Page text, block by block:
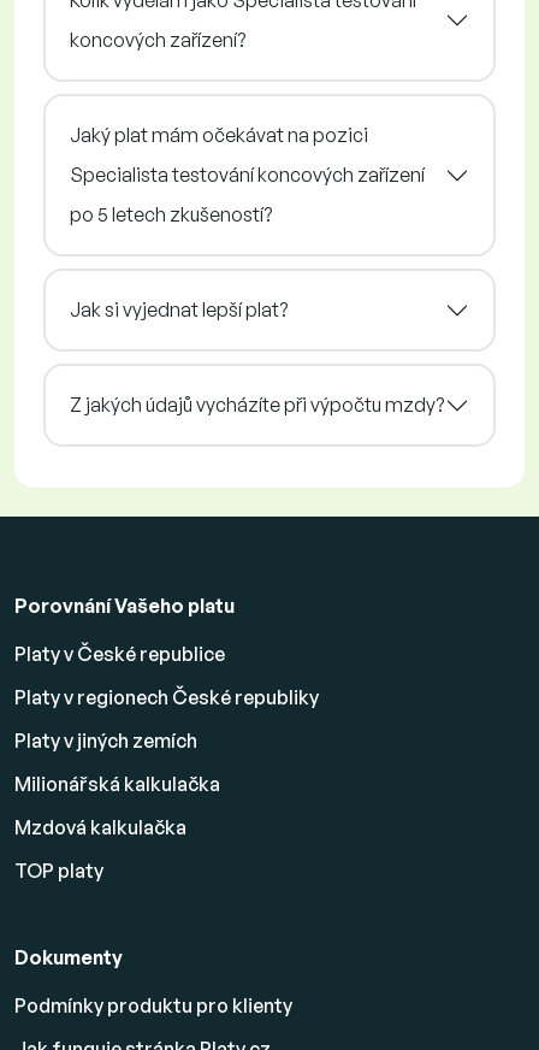
koncových zařízení?
Jaký plat mám očekávat na pozici
Specialista testování koncových zařízení
po 5 letech zkušeností?
Jak si vyjednat lepší plat?
Z jakých údajů vycházíte při výpočtu mzdy?
Porovnání Vašeho platu
Platy v České republice
Platy v regionech České republiky
Platy v jiných zemích
Milionářská kalkulačka
Mzdová kalkulačka
TOP platy
Dokumenty
Podmínky produktu pro klienty